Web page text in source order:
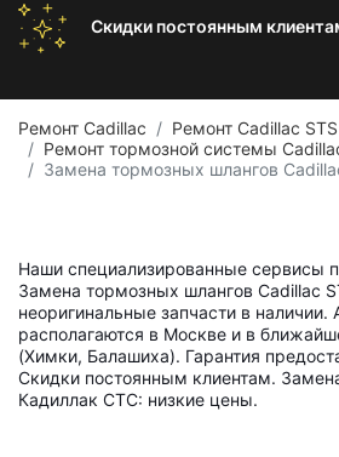
Скидки постоянным
Ремонт Cadillac
Ремонт Cadillac STS
Ремонт тормозной системы
Замена тормозных шлангов
Наши специализированные сервисы
Замена тормозных шлангов Cadillac
неоригинальные запчасти в наличии.
располагаются в Москве и в
(Химки, Балашиха). Гарантия
Скидки постоянным клиентам.
Кадиллак СТС: низкие цены.